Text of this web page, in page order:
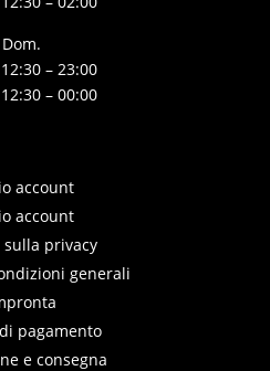
Dom.
– 23:00
– 00:00
account
account
sulla privacy
generali
pagamento
e consegna